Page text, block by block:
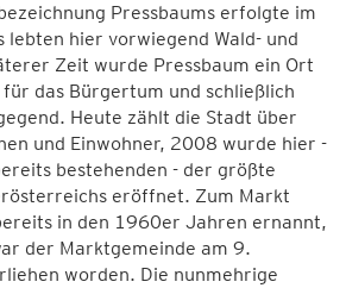
Pressbaums erfolgte im
hier vorwiegend Wald- und
Zeit wurde Pressbaum ein Ort
das Bürgertum und schließlich
Heute zählt die Stadt über
und Einwohner, 2008 wurde hier -
bestehenden - der größte
eröffnet. Zum Markt
in den 1960er Jahren ernannt,
der Marktgemeinde am 9.
worden. Die nunmehrige